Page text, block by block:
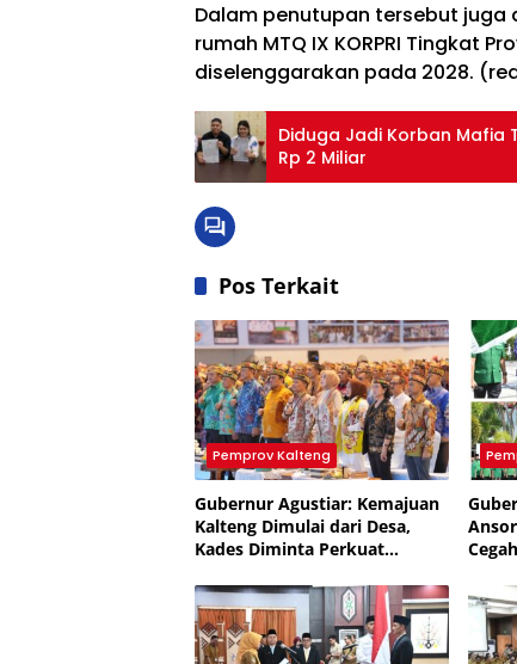
Dalam penutupan tersebut
rumah MTQ IX KORPRI Tingkat
diselenggarakan pada 2028.
Diduga Jadi Korban Mafia
Rp 2 Miliar
Pos Terkait
Pemprov Kalteng
Gubernur Agustiar: Kemajuan
Kalteng Dimulai dari Desa,
Kades Diminta Perkuat